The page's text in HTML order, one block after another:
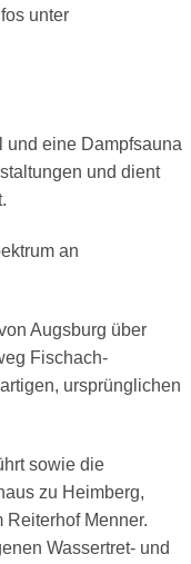
unter
und eine Dampfsauna
und dient
an
Augsburg über
Fischach-
ursprünglichen
sowie die
zu Heimberg,
Menner.
Wassertret- und